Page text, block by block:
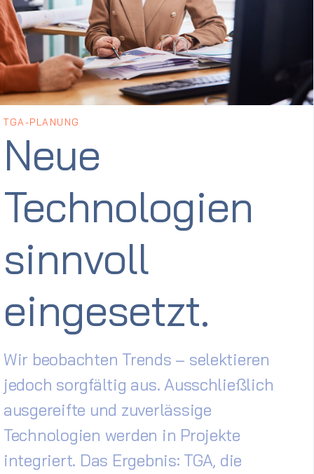
TGA-PLANUNG
Neue
Technologien
sinnvoll
eingesetzt.
Wir beobachten Trends – selektieren
jedoch sorgfältig aus. Ausschließlich
ausgereifte und zuverlässige
Technologien werden in Projekte
integriert. Das Ergebnis: TGA, die